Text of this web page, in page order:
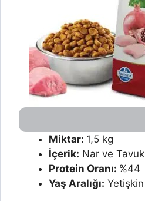
Miktar: 1,5 kg
İçerik: Nar ve Tavuk
Protein Oranı: %44
Yaş Aralığı: Yetişkin